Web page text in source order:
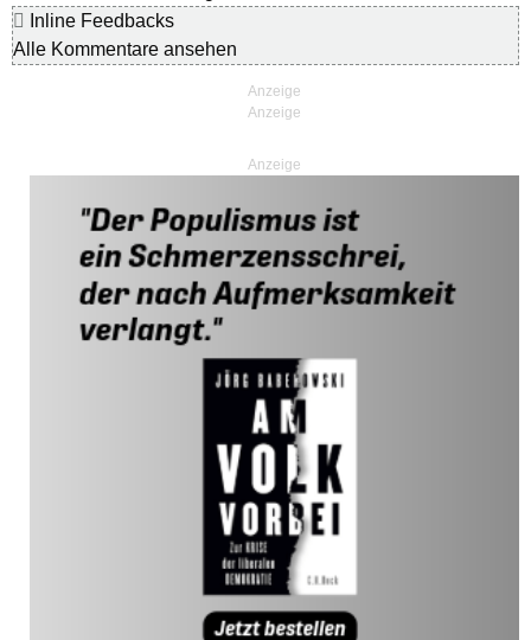
Inline Feedbacks
Alle Kommentare ansehen
Anzeige